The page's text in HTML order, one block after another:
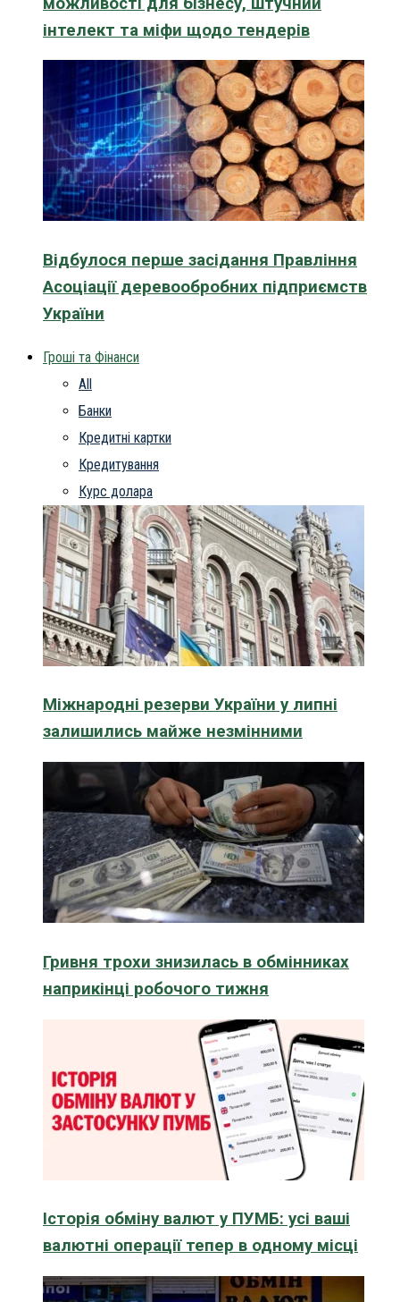
інтелект та міфи щодо тендерів
Відбулося перше засідання Правління
Асоціації деревообробних підприємств
України
Гроші та Фінанси
All
Банки
Кредитні картки
Кредитування
Курс долара
Міжнародні резерви України у липні
залишились майже незмінними
Гривня трохи знизилась в обмінниках
наприкінці робочого тижня
Історія обміну валют у ПУМБ: усі ваші
валютні операції тепер в одному місці